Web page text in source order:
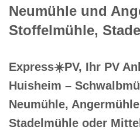
Neumühle und
Stoffelmühle,
Express☀️PV️, Ihr PV
Huisheim –
Neumühle,
Stadelmühle oder